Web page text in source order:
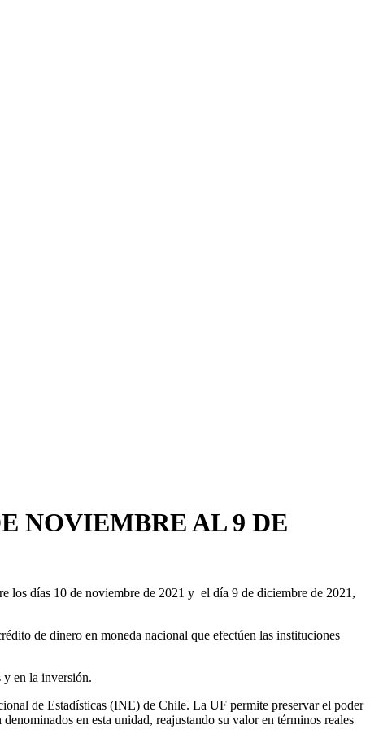
NOVIEMBRE AL 9 DE
los días 10 de noviembre de 2021 y el día 9 de diciembre de 2021,
de dinero en moneda nacional que efectúen las instituciones
y en la inversión.
de Estadísticas (INE) de Chile. La UF permite preservar el poder
en esta unidad, reajustando su valor en términos reales